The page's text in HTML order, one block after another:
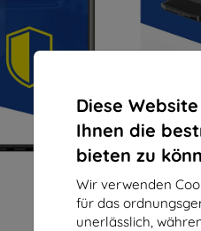
Diese
Ihnen die
bieten zu
Wir verwenden
für das
unerlässlich,